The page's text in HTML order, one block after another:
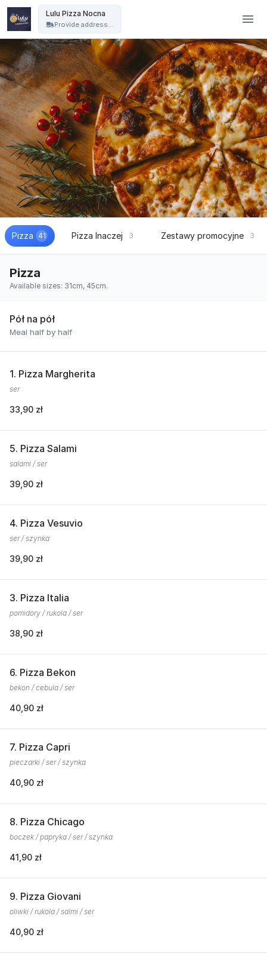
Lulu Pizza Nocna
Provide address...
Pizza 41 Pizza Inaczej 3 Zestawy promocyjne 3
Pizza
Available sizes: 31cm, 45cm.
Pół na pół
Meal half by half
1. Pizza Margherita
ser
33,90 zł
5. Pizza Salami
salami / ser
39,90 zł
4. Pizza Vesuvio
ser / szynka
39,90 zł
3. Pizza Italia
pomidory / rukola / ser
38,90 zł
6. Pizza Bekon
bekon / cebula / ser
40,90 zł
7. Pizza Capri
pieczarki / ser / szynka
40,90 zł
8. Pizza Chicago
boczek / papryka / ser / szynka
41,90 zł
9. Pizza Giovani
oliwki / rukola / salmi / ser
40,90 zł